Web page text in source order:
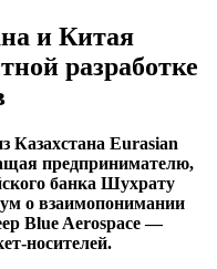
и Китая
разработке
Казахстана Еurasian
предпринимателю,
банка Шухрату
о взаимопонимании
Blue Aerospace —
носителей.